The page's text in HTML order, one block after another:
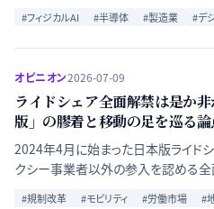
#フィジカルAI #半導体 #製造業 #デ
オピニオン2026-07-09
ライドシェア全面解禁は是か
版」の膠着と移動の足を巡る
2024年4月に始まった日本版ライド
クシー事業者以外の参入を認める
が出ていない。推進派と慎重派の論
#規制改革 #モビリティ #労働市場 #